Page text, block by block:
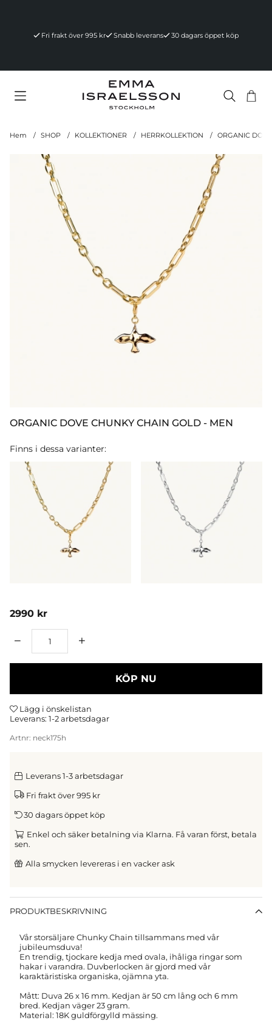
Fri frakt över 995 kr Snabb leverans 30 dagars öppet köp
.
Hem SHOP KOLLEKTIONER HERRKOLLEKTION ORGANIC
Produktbilder
ORGANIC DOVE CHUNKY CHAIN GOLD - MEN
Finns i dessa varianter:
2990 kr
KÖP NU
Lägg i önskelistan
Leverans: 1-2 arbetsdagar
Artnr: neck175h
Leverans 1-3 arbetsdagar
Fri frakt över 995 kr
30 dagars öppet köp
Enkel och säker betalning via Klarna. Få varan först, betala
sen.
Alla smycken levereras i en vacker ask
PRODUKTBESKRIVNING
Vår storsäljare Chunky Chain tillsammans med vår
jubileumsduva!
En trendig, tjockare kedja med ovala, ihåliga ringar som
hakar i varandra. Duvberlocken är gjord med vår
karaktäristiska organiska, ojämna yta.
Mått: Duva 26 x 16 mm. Kedjan är 50 cm lång och 6 mm
bred. Kedjan väger 23 gram.
Material: 18K guldförgylld mässing.